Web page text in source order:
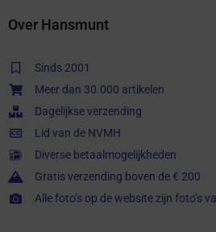
Over Hansmunt
Sinds 2001
Meer dan 30.000 artikelen
Dagelijkse verzending
Lid van de NVMH
Diverse betaalmogelijkheden
Gratis verzending boven de € 200
Alle foto’s op de website zijn foto’s